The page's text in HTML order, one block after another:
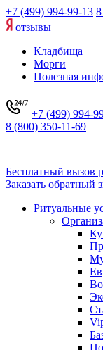
+7 (499) 994-99-13
отзывы
Кладбища
Морги
Полезная
+7 (499) 994-
8 (800) 350-11-69
Бесплатный вызов
Заказать обратный
Ритуальные